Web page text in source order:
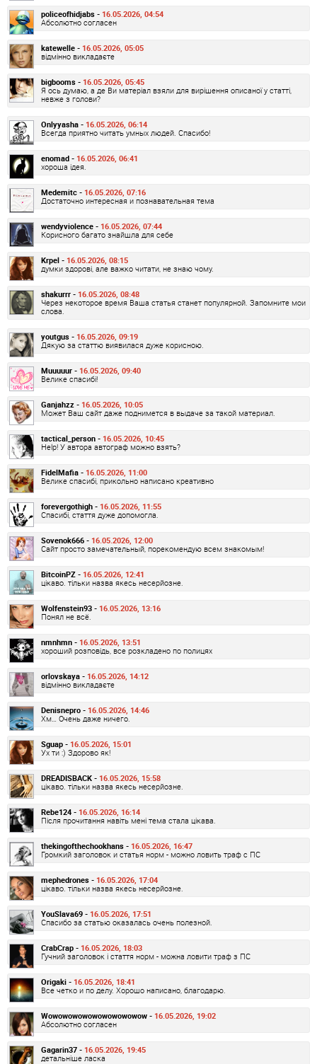
policeofhidjabs - 16.05.2026, 04:54
Абсолютно согласен
katewelle - 16.05.2026, 05:05
відмінно викладаєте
bigbooms - 16.05.2026, 05:45
Я ось думаю, а де Ви матеріал взяли для вирішення описаної у статті,
невже з голови?
Onlyyasha - 16.05.2026, 06:14
Всегда приятно читать умных людей. Спасибо!
enomad - 16.05.2026, 06:41
хороша ідея.
Medemitc - 16.05.2026, 07:16
Достаточно интересная и познавательная тема
wendyviolence - 16.05.2026, 07:44
Корисного багато знайшла для себе
Krpel - 16.05.2026, 08:15
думки здорові, але важко читати, не знаю чому.
shakurrr - 16.05.2026, 08:48
Через некоторое время Ваша статья станет популярной. Запомните мои
слова.
youtgus - 16.05.2026, 09:19
Дякую за статтю виявилася дуже корисною.
Muuuuur - 16.05.2026, 09:40
Велике спасибі!
Ganjahzz - 16.05.2026, 10:05
Может Ваш сайт даже поднимется в выдаче за такой материал.
tactical_person - 16.05.2026, 10:45
Help! У автора автограф можно взять?
FidelMafia - 16.05.2026, 11:00
Велике спасибі, прикольно написано креативно
forevergothigh - 16.05.2026, 11:55
Спасибі, стаття дуже допомогла.
Sovenok666 - 16.05.2026, 12:00
Сайт просто замечательный, порекомендую всем знакомым!
BitcoinPZ - 16.05.2026, 12:41
цікаво. тільки назва якесь несерйозне.
Wolfenstein93 - 16.05.2026, 13:16
Понял не всё.
nmnhmn - 16.05.2026, 13:51
хороший розповідь, все розкладено по полицях
orlovskaya - 16.05.2026, 14:12
відмінно викладаєте
Denisnepro - 16.05.2026, 14:46
Хм… Очень даже ничего.
Sguap - 16.05.2026, 15:01
Ух ти :) Здорово як!
DREADISBACK - 16.05.2026, 15:58
цікаво. тільки назва якесь несерйозне.
Rebe124 - 16.05.2026, 16:14
Після прочитання навіть мені тема стала цікава.
thekingofthechookhans - 16.05.2026, 16:47
Громкий заголовок и статья норм - можно ловить траф с ПС
mephedrones - 16.05.2026, 17:04
цікаво. тільки назва якесь несерйозне.
YouSlava69 - 16.05.2026, 17:51
Спасибо за статью оказалась очень полезной.
CrabCrap - 16.05.2026, 18:03
Гучний заголовок і стаття норм - можна ловити траф з ПС
Origaki - 16.05.2026, 18:41
Все четко и по делу. Хорошо написано, благодарю.
Wowowowowowowowowowow - 16.05.2026, 19:02
Абсолютно согласен
Gagarin37 - 16.05.2026, 19:45
детальніше ласка